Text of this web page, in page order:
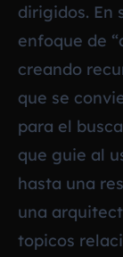
dirigidos. En
enfoque de
creando
que se
para el
que guie al
hasta una
una
topicos